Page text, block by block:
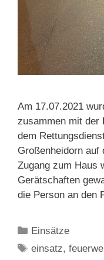
Am 17.07.2021
zusammen mit der
dem
Großenheidorn
Zugang zum Haus
Gerätschaften
die Person an den
Kategorien
Einsätze
Schlagwörter
einsatz,